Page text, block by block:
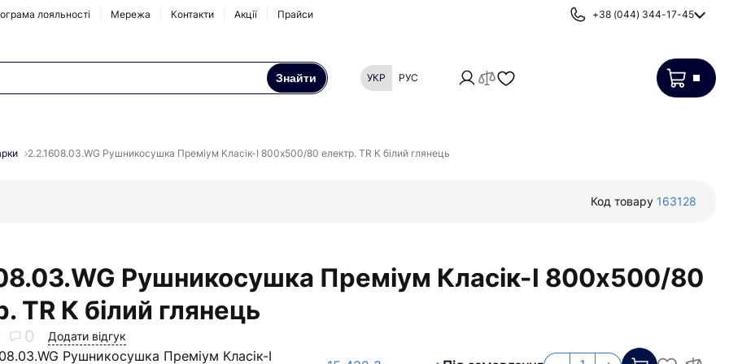
лояльності Мережа Контакти Акції Прайси +38 (044) 344-17-45
Знайти УКР РУС
2.2.1608.03.WG Рушникосушка Преміум Класік-I 800х500/80 електр. TR К білий глянець
Код товару 163128
Рушникосушка Преміум Класік-I 800х500/80
TR К білий глянець
0 Додати відгук
Рушникосушка Преміум Класік-I